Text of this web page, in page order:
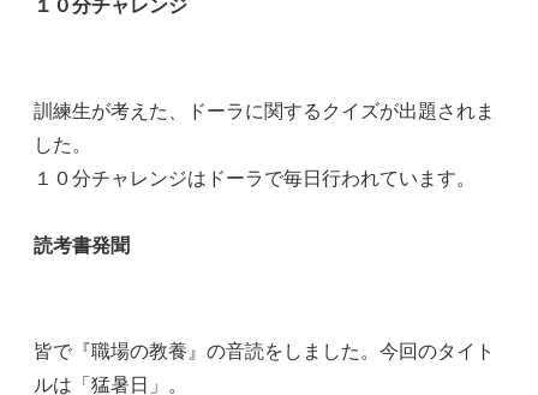
１０分チャレンジ
訓練生が考えた、ドーラに関するクイズが出題されま
した。
１０分チャレンジはドーラで毎日行われています。
読考書発聞
皆で『職場の教養』の音読をしました。今回のタイト
ルは「猛暑日」。